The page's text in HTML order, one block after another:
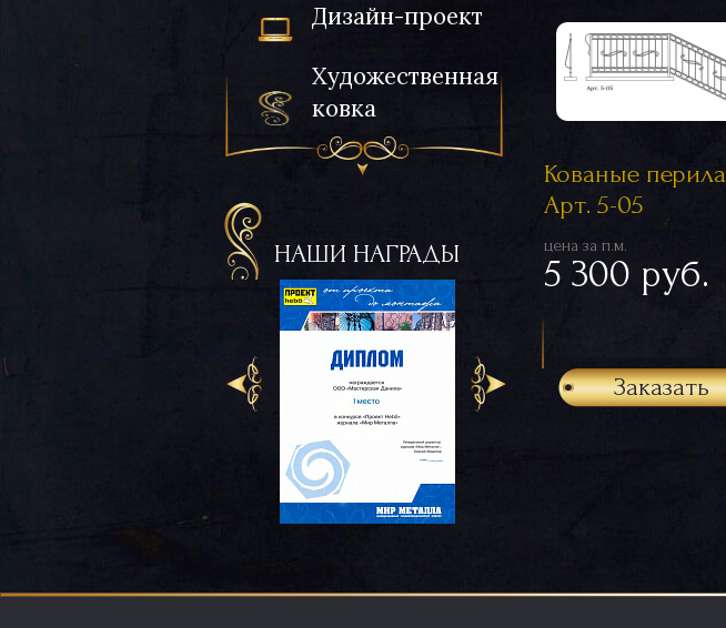
Дизайн-проект
Художественная
ковка
НАШИ НАГРАДЫ
Кованые перила
Арт. 5-05
цена за п.м.
5 300 руб.
Заказать